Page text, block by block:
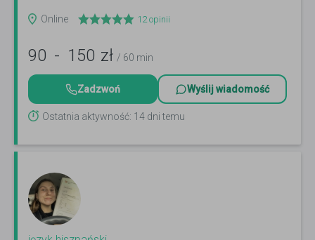
Online 12opinii
90 - 150 zł / 60 min
Zadzwoń Wyślij wiadomość
Ostatnia aktywność: 14 dni temu